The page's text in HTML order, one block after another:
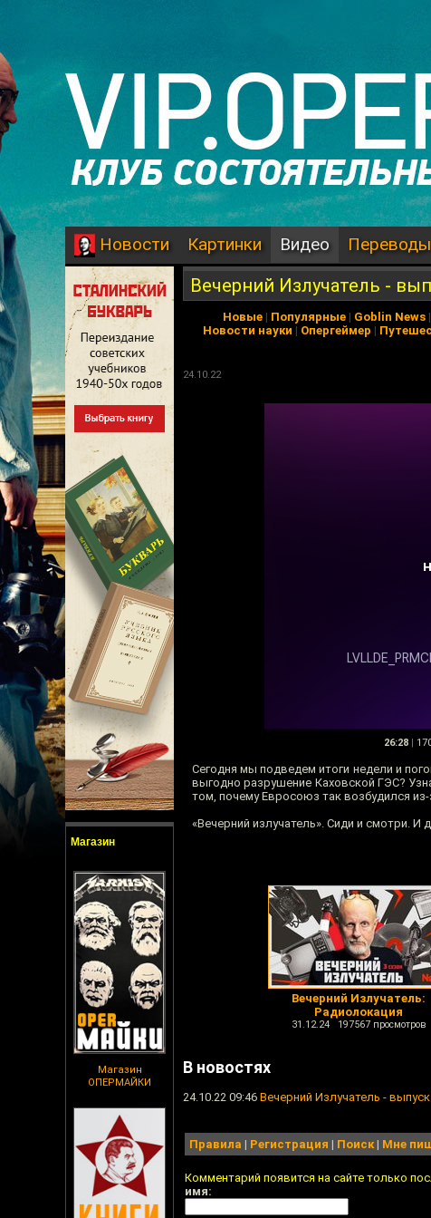
Новости Картинки Видео Переводы
Магазин
Магазин
ОПЕРМАЙКИ
Вечерний Излучатель -
Новые | Популярные | Goblin News |
Новости науки | Опергеймер |
24.10.22
26:28 |
Сегодня мы подведем итоги недели и
выгодно разрушение Каховской ГЭС?
том, почему Евросоюз так возбудился
«Вечерний излучатель». Сиди и смотри. И
Вечерний Излучатель:
Радиолокация
31.12.24 197567 просмотров
В новостях
24.10.22 09:46 Вечерний Излучатель -
Правила | Регистрация | Поиск| Мне
Комментарий появится на сайте только
имя: